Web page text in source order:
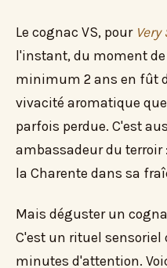
Le cognac VS, pour
l'instant, du moment
minimum 2 ans en fût
vivacité aromatique
parfois perdue. C'est
ambassadeur du terroir
la Charente dans sa
Mais déguster un
C'est un rituel
minutes d'attention.